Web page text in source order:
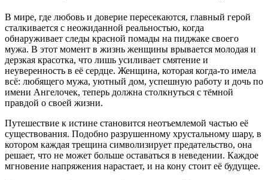
В мире, где любовь и доверие пересекаются, главный герой
сталкивается с неожиданной реальностью, когда
обнаруживает следы красной помады на пиджаке своего
мужа. В этот момент в жизнь женщины врывается молодая и
дерзкая красотка, что лишь усиливает смятение и
неуверенность в её сердце. Женщина, которая когда-то имела
всё: любящего мужа, уютный дом, успешную работу и дочь по
имени Ангелочек, теперь должна столкнуться с тёмной
правдой о своей жизни.
Путешествие к истине становится неотъемлемой частью её
существования. Подобно разрушенному хрустальному шару, в
котором каждая трещина символизирует предательство, она
решает, что не может больше оставаться в неведении. Каждое
мгновение напряжения нарастает, и на кону стоит её будущее.